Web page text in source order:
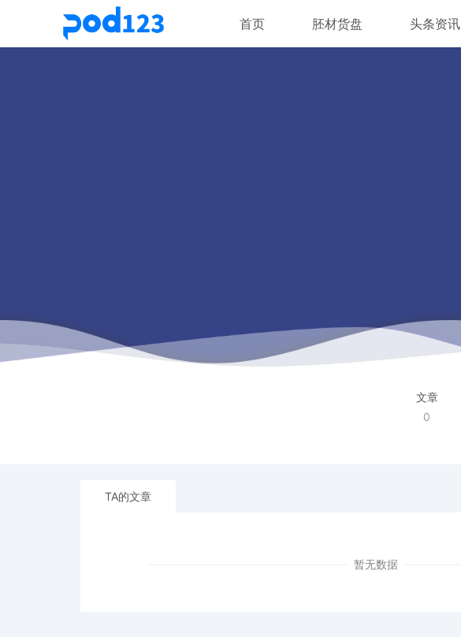
首页 胚材货盘 头条资讯
文章
0
TA的文章
暂无数据